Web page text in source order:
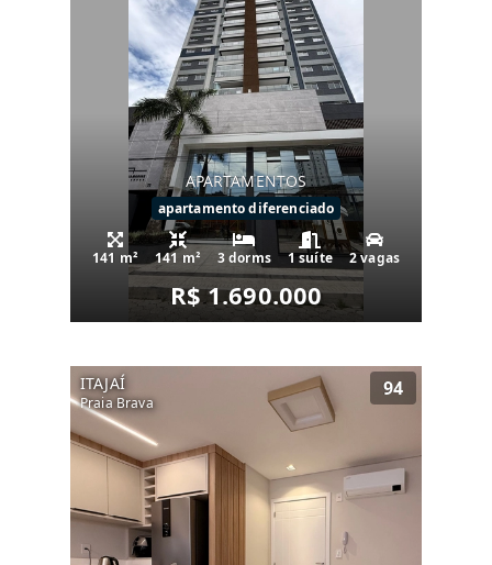
APARTAMENTOS
apartamento diferenciado
141 m² 141 m² 3 dorms 1 suíte 2 vagas
R$ 1.690.000
ITAJAÍ
Praia Brava
94